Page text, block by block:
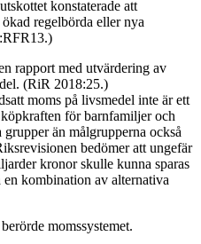
konstaterade att
regelbörda eller nya
rapport med utvärdering av
(RiR 2018:25.)
moms på livsmedel inte är ett
för barnfamiljer och
än målgrupperna också
bedömer att ungefär
kronor skulle kunna sparas
kombination av alternativa
momssystemet.